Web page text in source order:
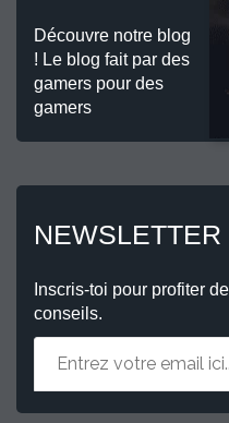
Découvre notre blog
! Le blog fait par des
gamers pour des
gamers
NEWSLETTER
Inscris-toi pour profiter
conseils.